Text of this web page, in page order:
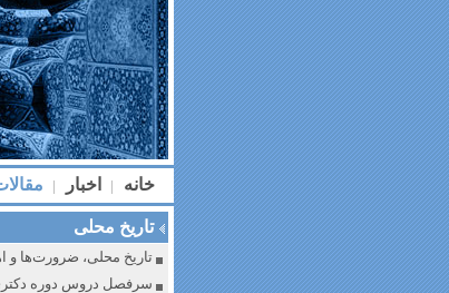
خانه | اخبار |
تاریخ محلی
تاریخ محلی، ضرورت‌ها و
سرفصل دروس دوره